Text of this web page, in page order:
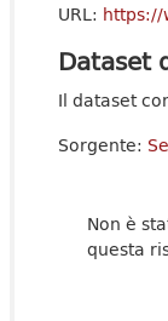
URL: https://
Dataset
Il dataset
Sorgente:
Non è
questa